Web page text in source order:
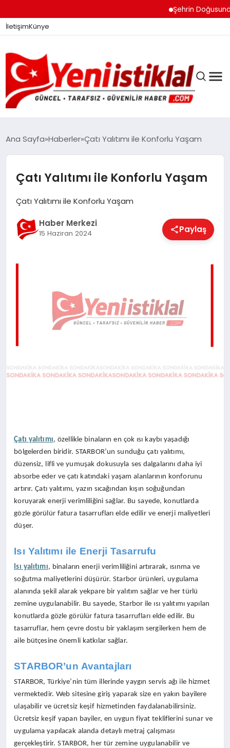
Şehrin
İletişimKünye
DÜNYA
EĞITIM
Ana Sayfa Haberler Çatı Yalıtımı ile Konforlu Yaşam
Çatı Yalıtımı ile Konforlu Yaşam
Çatı Yalıtımı ile Konforlu Yaşam
Haber Merkezi
15 Haziran 2024 Paylaş
Çatı yalıtımı, özellikle binaların en çok ısı kaybı yaşadığı
bölgelerden biridir. STARBOR’un sunduğu çatı yalıtımı,
düzensiz, lifli ve yumuşak dokusuyla ses dalgalarını daha iyi
absorbe eder ve çatı katındaki yaşam alanlarının konforunu
artırır. Çatı yalıtımı, yazın sıcağından kışın soğuğundan
koruyarak enerji verimliliğini sağlar. Bu sayede, konutlarda
gözle görülür fatura tasarrufları elde edilir ve enerji maliyetleri
düşer.
Isı Yalıtımı ile Enerji Tasarrufu
Isı yalıtımı, binaların enerji verimliliğini artırarak, ısınma ve
soğutma maliyetlerini düşürür. Starbor ürünleri, uygulama
alanında şekil alarak yekpare bir yalıtım sağlar ve her türlü
zemine uygulanabilir. Bu sayede, Starbor ile ısı yalıtımı yapılan
konutlarda gözle görülür fatura tasarrufları elde edilir. Bu
tasarruflar, hem çevre dostu bir yaklaşım sergilerken hem de
aile bütçesine önemli katkılar sağlar.
STARBOR’un Avantajları
STARBOR, Türkiye’nin tüm illerinde yaygın servis ağı ile hizmet
vermektedir. Web sitesine giriş yaparak size en yakın bayilere
ulaşabilir ve ücretsiz keşif hizmetinden faydalanabilirsiniz.
Ücretsiz keşif yapan bayiler, en uygun fiyat tekliflerini sunar ve
uygulama yapılacak alanda detaylı metraj çalışması
gerçekleştirir. STARBOR, her tür zemine uygulanabilir ve